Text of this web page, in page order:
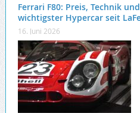
Ferrari F80: Preis, Technik
wichtigster Hypercar seit
16. Juni 2026